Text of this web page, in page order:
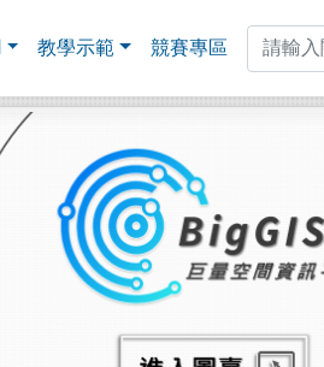
教學示範 競賽專區